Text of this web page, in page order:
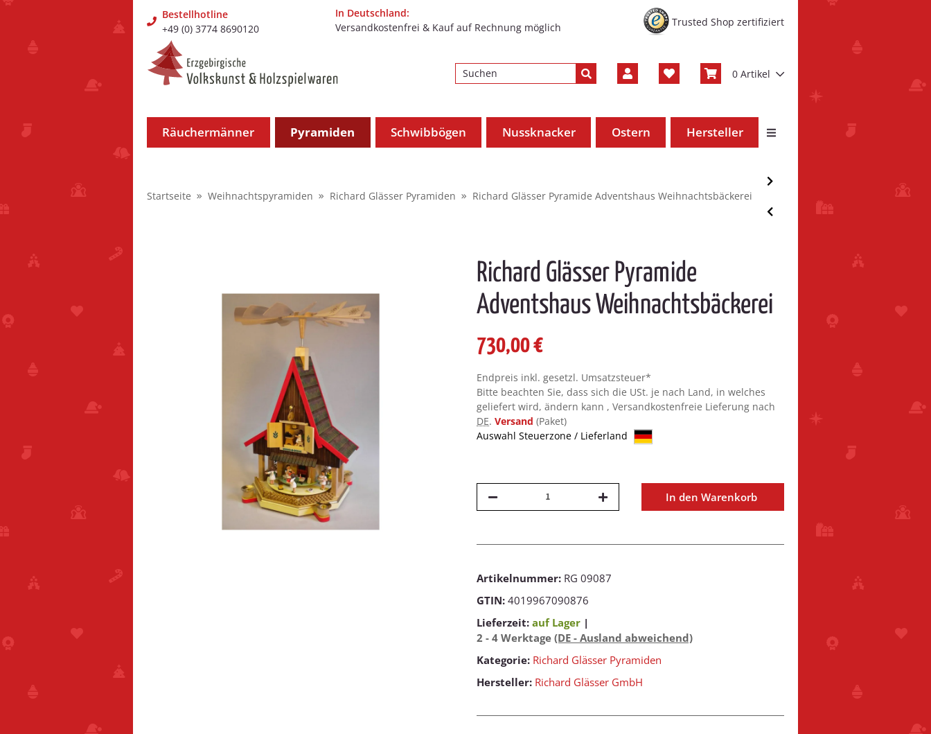
Bestellhotline
+49 (0) 3774 8690120
In Deutschland:
Versandkostenfrei & Kauf auf Rechnung möglich
Trusted Shop zertifiziert
0 Artikel
Räuchermänner Pyramiden Schwibbögen Nussknacker Ostern Hersteller
Startseite Weihnachtspyramiden Richard Glässer Pyramiden Richard Glässer Pyramide Adventshaus Weihnachtsbäckerei
Richard Glässer Pyramide
Adventshaus Weihnachtsbäckerei
730,00 €
Endpreis inkl. gesetzl. Umsatzsteuer*
Bitte beachten Sie, dass sich die USt. je nach Land, in welches
geliefert wird, ändern kann , Versandkostenfreie Lieferung nach
DE. Versand (Paket)
Auswahl Steuerzone / Lieferland
In den Warenkorb
Artikelnummer: RG 09087
GTIN: 4019967090876
Lieferzeit: auf Lager |
2 - 4 Werktage (DE - Ausland abweichend)
Kategorie: Richard Glässer Pyramiden
Hersteller: Richard Glässer GmbH